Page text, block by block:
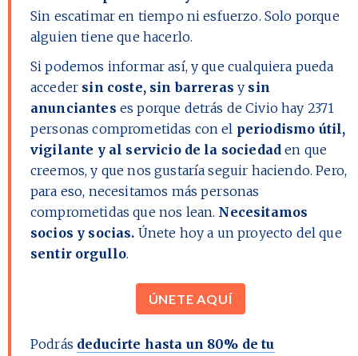
Sin escatimar en tiempo ni esfuerzo. Solo porque
alguien tiene que hacerlo.
Si podemos informar así, y que cualquiera pueda
acceder sin coste, sin barreras y sin
anunciantes es porque detrás de Civio hay 2371
personas comprometidas con el periodismo útil,
vigilante y al servicio de la sociedad en que
creemos, y que nos gustaría seguir haciendo. Pero,
para eso, necesitamos más personas
comprometidas que nos lean. Necesitamos
socios y socias. Únete hoy a un proyecto del que
sentir orgullo.
ÚNETE AQUÍ
Podrás deducirte hasta un 80% de tu